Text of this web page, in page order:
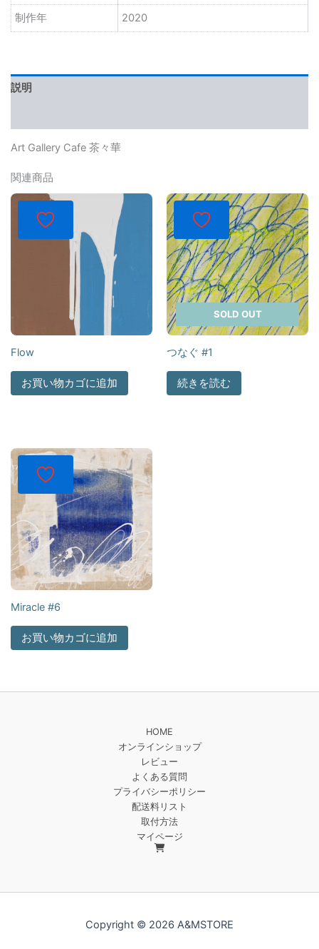
制作年 2020
説明
Art Gallery Cafe 茶々華
関連商品
Flow
お買い物カゴに追加
SOLD OUT
つなぐ #1
続きを読む
Miracle #6
お買い物カゴに追加
HOME
オンラインショップ
レビュー
よくある質問
プライバシーポリシー
配送料リスト
取付方法
マイページ
Copyright © 2026 A&MSTORE